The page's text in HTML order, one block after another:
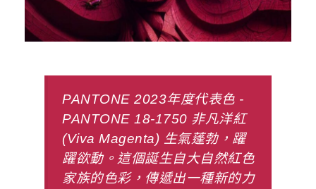
PANTONE 2023年度代表色 -
PANTONE 18-1750 非凡洋紅
(Viva Magenta) 生氣蓬勃，躍
躍欲動。這個誕生自大自然紅色
家族的色彩，傳遞出一種新的力